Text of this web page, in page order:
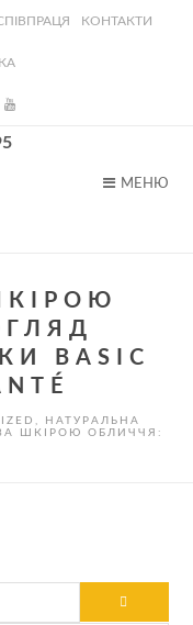
КОНТАКТИ
МЕНЮ
BASIC
,
НАТУРАЛЬНА
ШКІРОЮ ОБЛИЧЧЯ: